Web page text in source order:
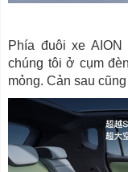
Phía đuôi xe
chúng tôi ở cụm
mỏng. Cản sau